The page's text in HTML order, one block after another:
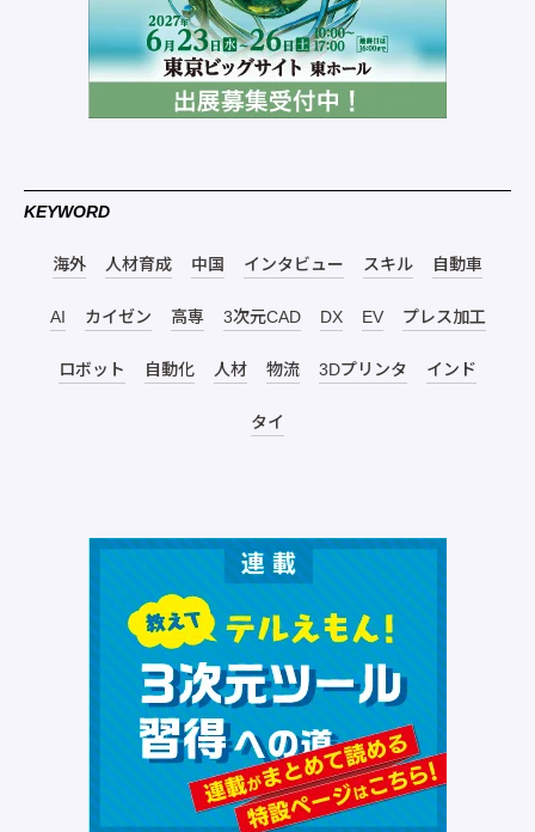
KEYWORD
海外 人材育成 中国 インタビュー スキル 自動車
AI カイゼン 高専 3次元CAD DX EV プレス加工
ロボット 自動化 人材 物流 3Dプリンタ インド
タイ